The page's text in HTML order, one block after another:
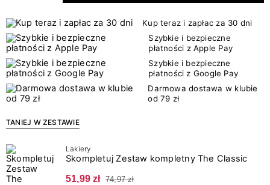
Kup teraz i zapłac za 30 dni
Szybkie i bezpieczne
płatności z Apple Pay
Szybkie i bezpieczne
płatności z Google Pay
Darmowa dostawa w klubie
od 79 zł
TANIEJ W ZESTAWIE
Lakiery
Skompletuj Zestaw kompletny The Classic
51,99 zł 74,97 zł